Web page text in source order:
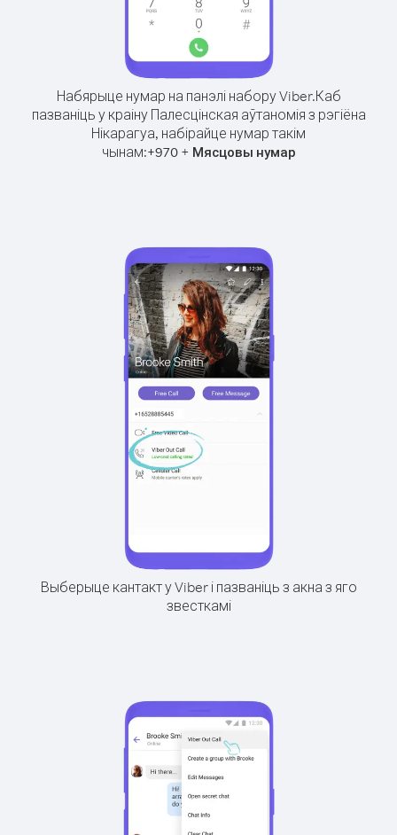
Набярыце нумар на панэлі набору Viber.Каб
пазваніць у краіну Палесцінская аўтаномія з рэгіёна
Нікарагуа, набірайце нумар такім
чынам:+970+ Мясцовы нумар
Выберыце кантакт у Viber і пазваніць з акна з яго
звесткамі